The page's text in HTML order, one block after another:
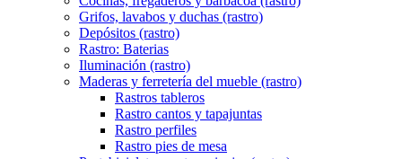
Grifos, lavabos y duchas (rastro)
Depósitos (rastro)
Rastro: Baterias
Iluminación (rastro)
Maderas y ferretería del mueble (rastro)
Rastros tableros
Rastro cantos y tapajuntas
Rastro perfiles
Rastro pies de mesa